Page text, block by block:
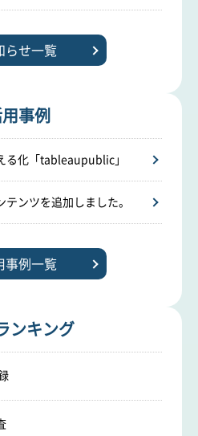
らせ一覧
事例
る化「tableaupublic」
テンツを追加しました。
事例一覧
ンキング